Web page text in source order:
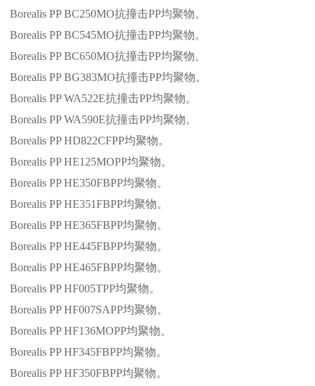
Borealis PP BC250MO抗撞击PP均聚物。
Borealis PP BC545MO抗撞击PP均聚物。
Borealis PP BC650MO抗撞击PP均聚物。
Borealis PP BG383MO抗撞击PP均聚物。
Borealis PP WA522E抗撞击PP均聚物。
Borealis PP WA590E抗撞击PP均聚物。
Borealis PP HD822CFPP均聚物。
Borealis PP HE125MOPP均聚物。
Borealis PP HE350FBPP均聚物。
Borealis PP HE351FBPP均聚物。
Borealis PP HE365FBPP均聚物。
Borealis PP HE445FBPP均聚物。
Borealis PP HE465FBPP均聚物。
Borealis PP HF005TPP均聚物。
Borealis PP HF007SAPP均聚物。
Borealis PP HF136MOPP均聚物。
Borealis PP HF345FBPP均聚物。
Borealis PP HF350FBPP均聚物。